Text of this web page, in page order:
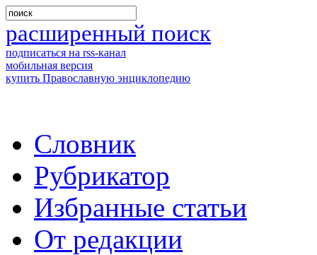
расширенный поиск
подписаться на rss-канал
мобильная версия
купить Православную энциклопедию
Словник
Рубрикатор
Избранные статьи
От редакции